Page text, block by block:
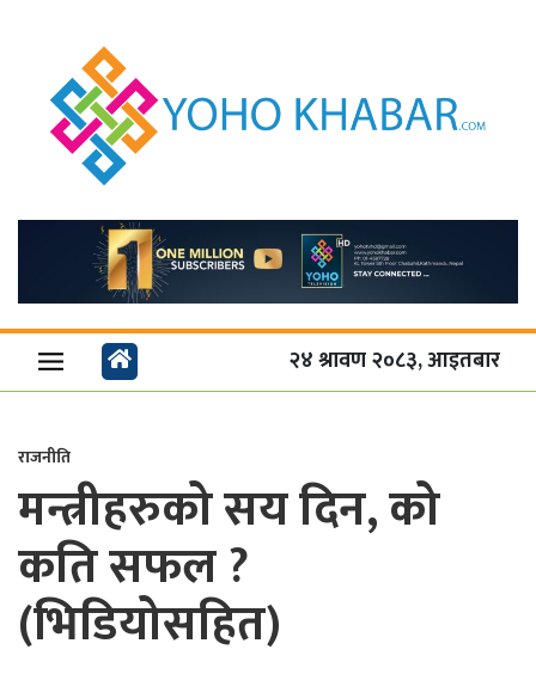
२४ श्रावण २०८३, आइतबार
राजनीति
मन्त्रीहरुको सय दिन, को
कति सफल ?
(भिडियोसहित)